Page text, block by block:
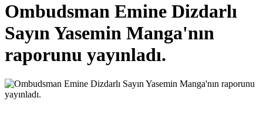
Ombudsman Emine Dizdarlı
Sayın Yasemin Manga'nın
raporunu yayınladı.